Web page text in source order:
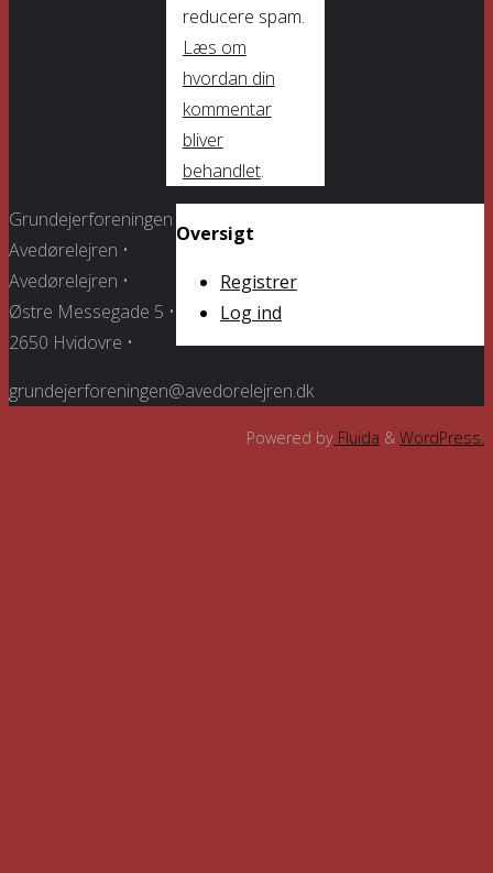
reducere spam.
Læs om
hvordan din
kommentar
bliver
behandlet.
Oversigt
Registrer
Log ind
Grundejerforeningen
Avedørelejren •
Avedørelejren •
Østre Messegade 5 •
2650 Hvidovre •
grundejerforeningen@avedorelejren.dk
Powered by Fluida & WordPress.